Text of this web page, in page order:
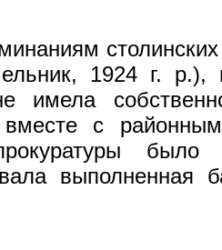
1924 г. р.),
имела
вместе с